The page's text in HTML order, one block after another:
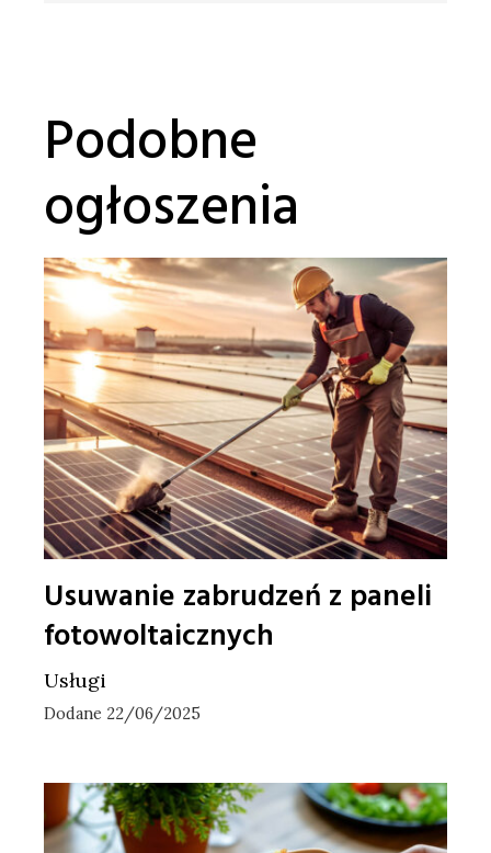
Podobne
ogłoszenia
Usuwanie zabrudzeń z paneli
fotowoltaicznych
Usługi
Dodane 22/06/2025